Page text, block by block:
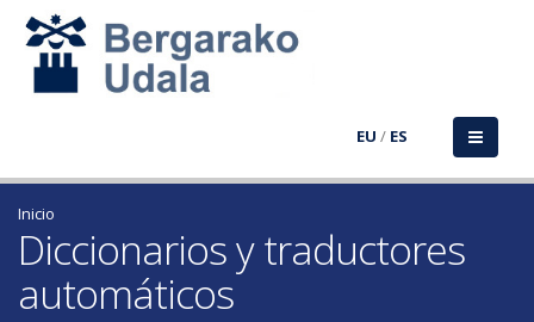
EU / ES
Inicio
Diccionarios y traductores
automáticos